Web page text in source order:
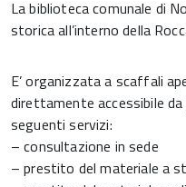
La biblioteca comunale di
storica all’interno della
E’ organizzata a scaffali
direttamente accessibile
seguenti servizi:
– consultazione in sede
– prestito del materiale a